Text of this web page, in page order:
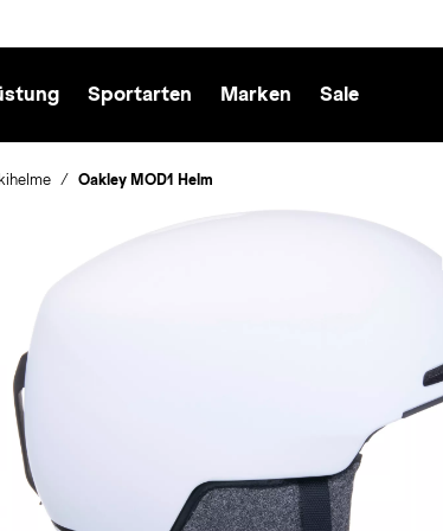
Sportarten Marken Sale
Oakley MOD1 Helm